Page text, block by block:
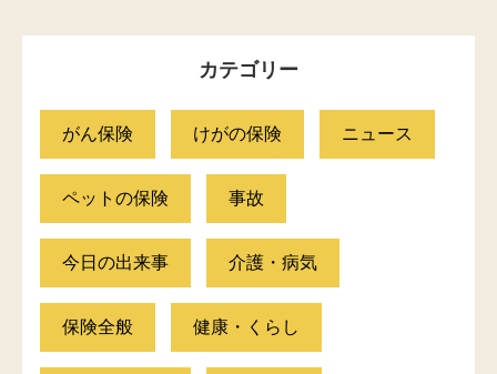
カテゴリー
がん保険 けがの保険 ニュース
ペットの保険 事故
今日の出来事 介護・病気
保険全般 健康・くらし